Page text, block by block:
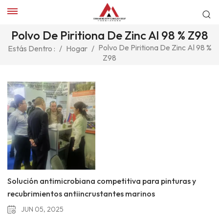
Polvo De Piritiona De Zinc Al 98 % Z98
Estás Dentro : / Hogar / Polvo De Piritiona De Zinc Al 98 %
Z98
Solución antimicrobiana competitiva para pinturas y
recubrimientos antiincrustantes marinos
JUN 05, 2025